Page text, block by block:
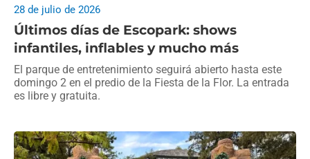
Últimos días de Escopark: shows
infantiles, inflables y mucho más
28 de julio de 2026
El parque de entretenimiento seguirá abierto hasta este
domingo 2 en el predio de la Fiesta de la Flor. La entrada
es libre y gratuita.